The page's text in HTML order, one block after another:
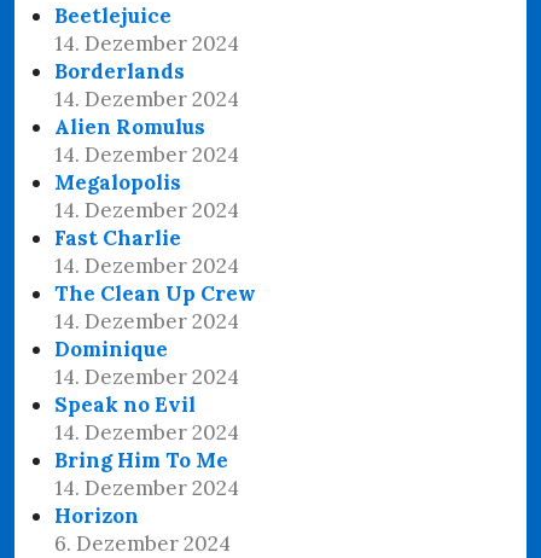
Beetlejuice
14. Dezember 2024
Borderlands
14. Dezember 2024
Alien Romulus
14. Dezember 2024
Megalopolis
14. Dezember 2024
Fast Charlie
14. Dezember 2024
The Clean Up Crew
14. Dezember 2024
Dominique
14. Dezember 2024
Speak no Evil
14. Dezember 2024
Bring Him To Me
14. Dezember 2024
Horizon
6. Dezember 2024